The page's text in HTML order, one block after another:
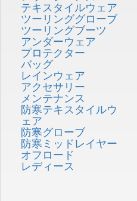
テキスタイルウェア
ツーリンググローブ
ツーリングブーツ
アンダーウェア
プロテクター
バッグ
レインウェア
アクセサリー
メンテナンス
防寒テキスタイルウ
ェア
防寒グローブ
防寒ミッドレイヤー
オフロード
レディース